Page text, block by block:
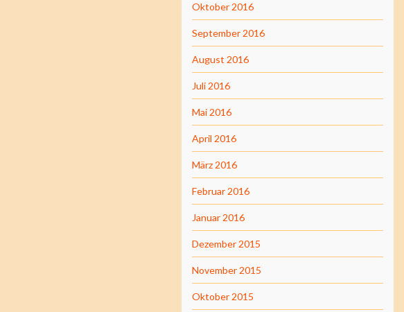
Oktober 2016
September 2016
August 2016
Juli 2016
Mai 2016
April 2016
März 2016
Februar 2016
Januar 2016
Dezember 2015
November 2015
Oktober 2015